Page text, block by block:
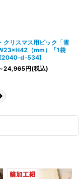
クリスマス用ピック「雪
（mm）「1袋
[2040-d-534]
24,965円(税込)